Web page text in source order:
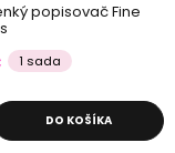
popisovač Fine
1 sada
DO KOŠÍKA